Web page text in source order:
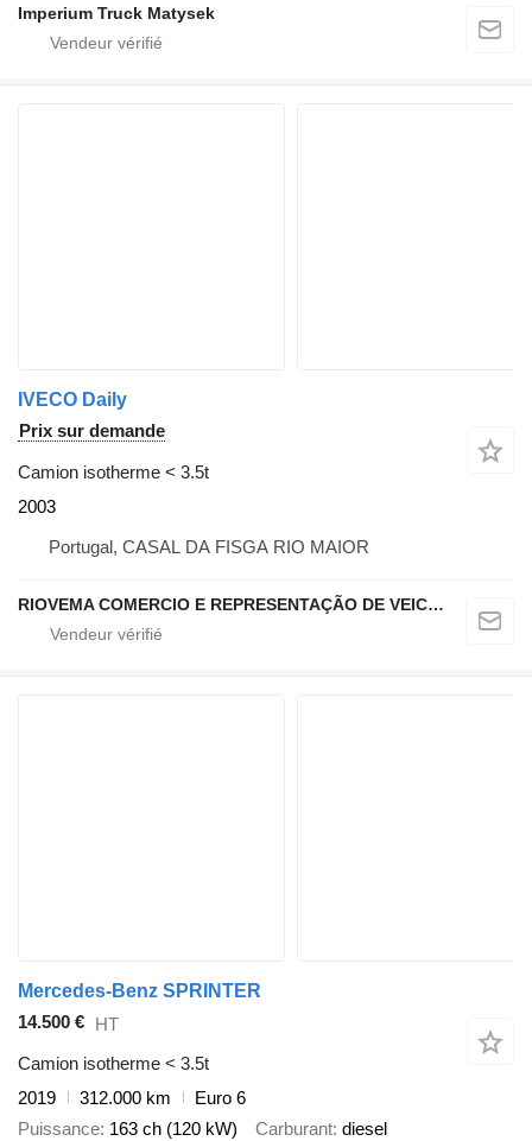
Imperium Truck Matysek
IVECO Daily
Prix sur demande
Camion isotherme < 3.5t
2003
Portugal, CASAL DA FISGA RIO MAIOR
RIOVEMA COMERCIO E REPRESENTAÇÃO DE VEICULOS E MAQUINAS LDA
Mercedes-Benz SPRINTER
14.500 € HT
Camion isotherme < 3.5t
2019
312.000 km
Euro 6
Puissance 163 ch (120 kW) Carburant diesel